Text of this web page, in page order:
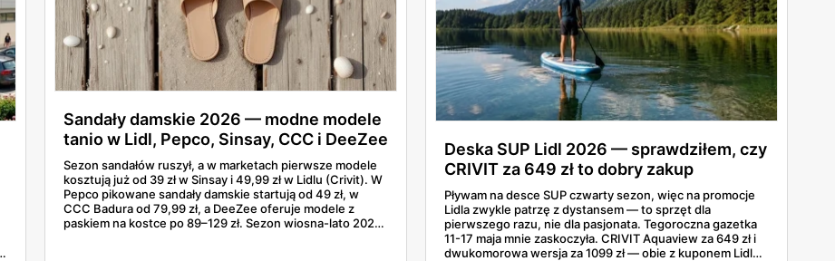
Sandały damskie 2026 — modne modele
tanio w Lidl, Pepco, Sinsay, CCC i DeeZee
od 39 zł
Sezon sandałów ruszył, a w marketach pierwsze modele
kosztują już od 39 zł w Sinsay i 49,99 zł w Lidlu (Crivit). W
Pepco pikowane sandały damskie startują od 49 zł, w
CCC Badura od 79,99 zł, a DeeZee oferuje modele z
paskiem na kostce po 89–129 zł. Sezon wiosna-lato 2026
Deska SUP Lidl 2026 — sprawdziłem, czy
CRIVIT za 649 zł to dobry zakup
Pływam na desce SUP czwarty sezon, więc na promocje
Lidla zwykle patrzę z dystansem — to sprzęt dla
pierwszego razu, nie dla pasjonata. Tegoroczna gazetka
11-17 maja mnie zaskoczyła. CRIVIT Aquaview za 649 zł i
dwukomorowa wersja za 1099 zł — obie z kuponem Lidl